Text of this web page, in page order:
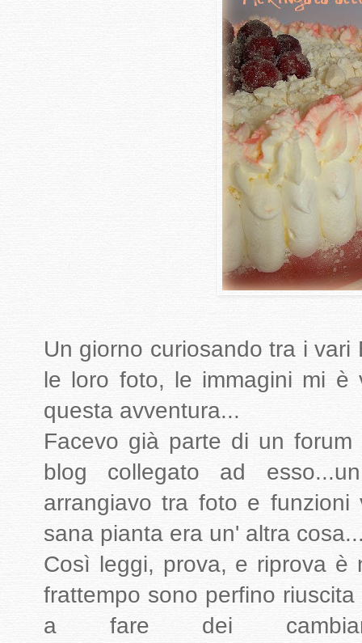
Un giorno curiosando tra i
le loro foto, le immagini mi è
questa avventura...
Facevo già parte di un
blog collegato ad
arrangiavo tra foto e
sana pianta era un' altra
Così leggi, prova, e riprova è
frattempo sono perfino
a fare dei